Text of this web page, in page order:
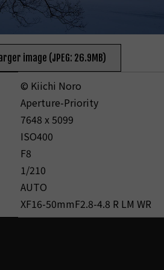
image (JPEG: 26.9MB)
© Kiichi Noro
Aperture-Priority
7648 x 5099
ISO400
F8
1/210
AUTO
XF16-50mmF2.8-4.8 R LM WR